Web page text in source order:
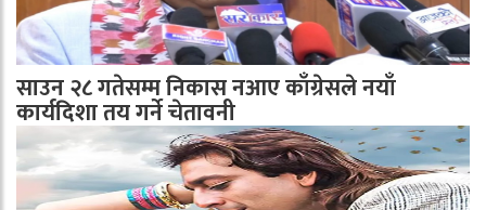
साउन २८ गतेसम्म निकास नआए काँग्रेसले नयाँ
कार्यदिशा तय गर्ने चेतावनी